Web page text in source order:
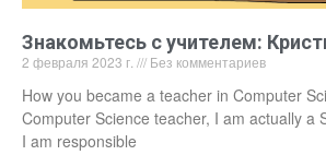
Знакомьтесь с учителем:
2 февраля 2023 г. Без комментариев
How you became a teacher in Computer
Computer Science teacher, I am actually a
I am responsible